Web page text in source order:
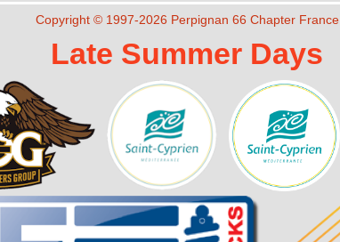
Copyright © 1997-2026 Perpignan 66 Chapter France
Late Summer Days